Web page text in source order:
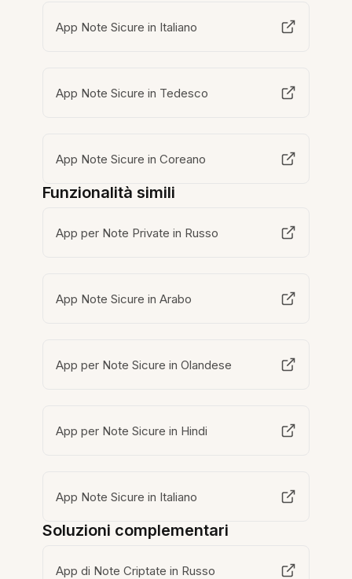
App Note Sicure in Italiano
App Note Sicure in Tedesco
App Note Sicure in Coreano
Funzionalità simili
App per Note Private in Russo
App Note Sicure in Arabo
App per Note Sicure in Olandese
App per Note Sicure in Hindi
App Note Sicure in Italiano
Soluzioni complementari
App di Note Criptate in Russo